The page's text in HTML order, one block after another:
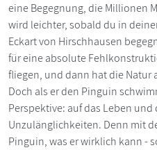
eine Begegnung, die Millionen
wird leichter, sobald du in
Eckart von Hirschhausen
für eine absolute
fliegen, und dann hat die Natur
Doch als er den Pinguin
Perspektive: auf das Leben
Unzulänglichkeiten. Denn mit
Pinguin, was er wirklich kann -